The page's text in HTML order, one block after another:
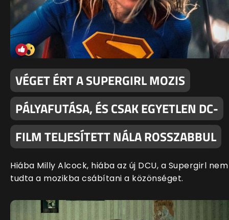
VÉGET ÉRT A SUPERGIRL MOZIS
PÁLYAFUTÁSA, ÉS CSAK EGYETLEN DC-
FILM TELJESÍTETT NÁLA ROSSZABBUL
Hiába Milly Alcock, hiába az új DCU, a Supergirl nem
tudta a mozikba csábítani a közönséget.